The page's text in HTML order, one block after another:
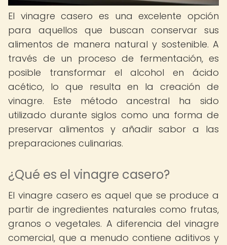
El vinagre casero es una excelente opción
para aquellos que buscan conservar sus
alimentos de manera natural y sostenible. A
través de un proceso de fermentación, es
posible transformar el alcohol en ácido
acético, lo que resulta en la creación de
vinagre. Este método ancestral ha sido
utilizado durante siglos como una forma de
preservar alimentos y añadir sabor a las
preparaciones culinarias.
¿Qué es el vinagre casero?
El vinagre casero es aquel que se produce a
partir de ingredientes naturales como frutas,
granos o vegetales. A diferencia del vinagre
comercial, que a menudo contiene aditivos y